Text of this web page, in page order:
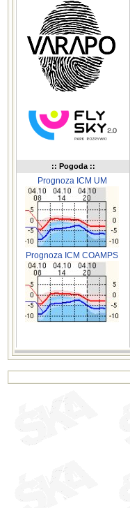
:: Pogoda ::
Prognoza ICM UM
Prognoza ICM COAMPS